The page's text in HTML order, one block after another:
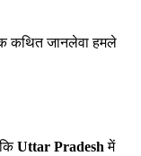
कथित जानलेवा हमले
Uttar Pradesh में